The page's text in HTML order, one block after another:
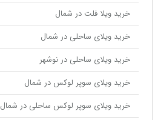
خرید ویلا فلت در شمال
خرید ویلای ساحلی در شمال
خرید ویلای ساحلی در نوشهر
خرید ویلای سوپر لوکس در شمال
خرید ویلای سوپر لوکس ساحلی در شمال